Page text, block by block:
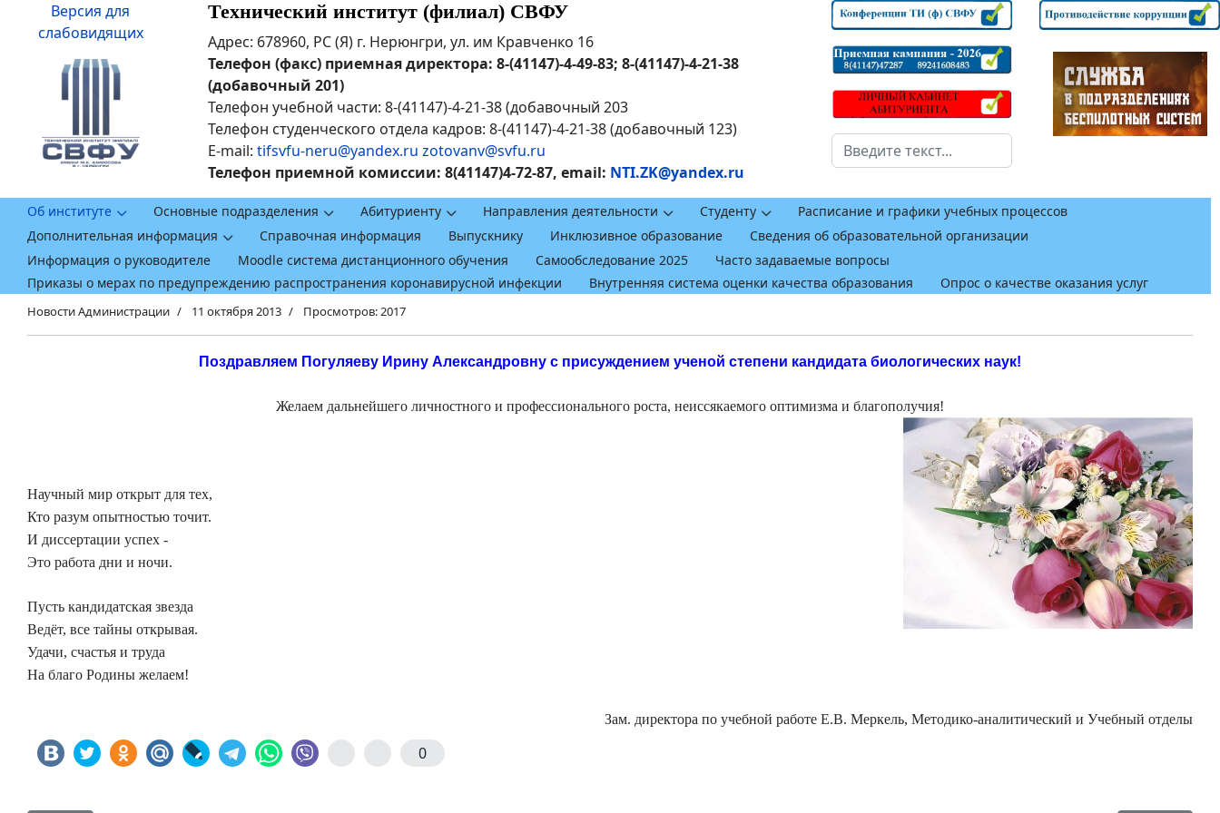
Версия для
слабовидящих
Технический институт (филиал) СВФУ
Адрес: 678960, РС (Я) г. Нерюнгри, ул. им Кравченко 16
Телефон (факс) приемная директора: 8-(41147)-4-49-83; 8-(41147)-4-21-38
(добавочный 201)
Телефон учебной части: 8-(41147)-4-21-38 (добавочный 203
Телефон студенческого отдела кадров: 8-(41147)-4-21-38 (добавочный 123)
E-mail: tifsvfu-neru@yandex.ru zotovanv@svfu.ru
Телефон приемной комиссии: 8(41147)4-72-87, email: NTI.ZK@yandex.ru
Поиск
Об институте Основные подразделения Абитуриенту Направления деятельности Студенту
Расписание и графики учебных процессов
Дополнительная информация
Справочная информация Выпускнику Инклюзивное образование
Сведения об образовательной организации
Информация о руководителе
Moodle система дистанционного обучения Самообследование 2025
Часто задаваемые вопросы
Приказы о мерах по предупреждению распространения коронавирусной инфекции
Внутренняя система оценки качества образования Опрос о качестве оказания услуг
Новости Администрации 11 октября 2013 Просмотров: 2017
Поздравляем Погуляеву Ирину Александровну с присуждением ученой степени кандидата биологических наук!
Желаем дальнейшего личностного и профессионального роста, неиссякаемого оптимизма и благополучия!
Научный мир открыт для тех,
Кто разум опытностью точит.
И диссертации успех -
Это работа дни и ночи.
Пусть кандидатская звезда
Ведёт, все тайны открывая.
Удачи, счастья и труда
На благо Родины желаем!
Зам. директора по учебной работе Е.В. Меркель, Методико-аналитический и Учебный отделы
0